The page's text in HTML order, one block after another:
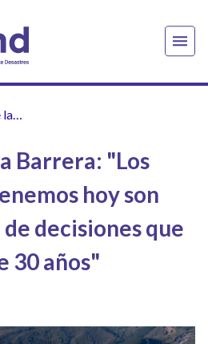
la
son
de
30
Barrera: "Los
hoy son
decisiones que
30 años"